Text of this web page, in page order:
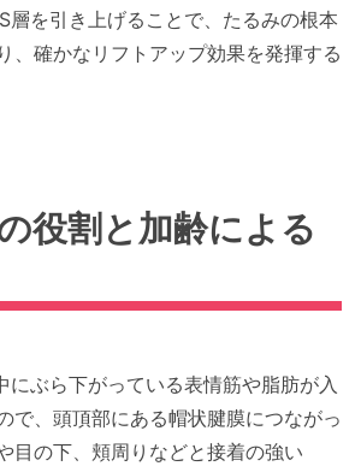
層を引き上げることで、たるみの根本
、確かなリフトアップ効果を発揮する
役割と加齢による
にぶら下がっている表情筋や脂肪が入
で、頭頂部にある帽状腱膜につながっ
目の下、頬周りなどと接着の強い